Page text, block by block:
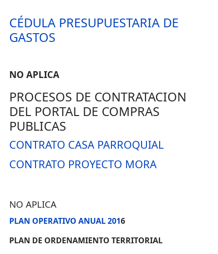
CÉDULA PRESUPUESTARIA DE
GASTOS
NO APLICA
PROCESOS DE CONTRATACION
DEL PORTAL DE COMPRAS
PUBLICAS
CONTRATO CASA PARROQUIAL
CONTRATO PROYECTO MORA
NO APLICA
PLAN OPERATIVO ANUAL 2016
PLAN DE ORDENAMIENTO TERRITORIAL